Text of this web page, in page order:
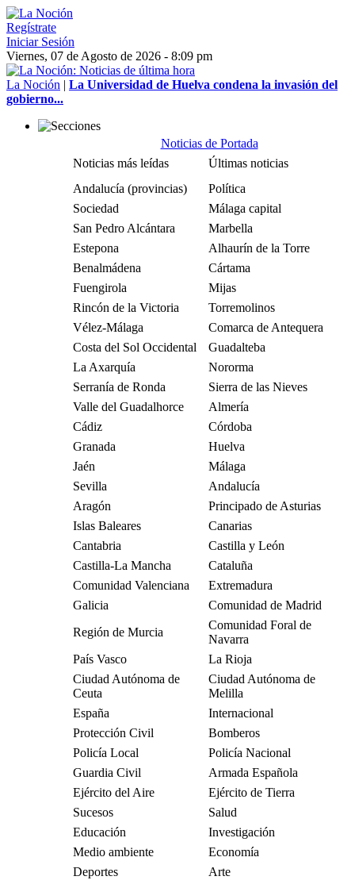
Regístrate
Iniciar Sesión
Viernes, 07 de Agosto de 2026 - 8:09 pm
La Noción | La Universidad de Huelva condena la invasión del
gobierno...
Noticias de Portada
Noticias más leídas
Últimas noticias
Andalucía (provincias)
Política
Sociedad
Málaga capital
San Pedro Alcántara
Marbella
Estepona
Alhaurín de la Torre
Benalmádena
Cártama
Fuengirola
Mijas
Rincón de la Victoria
Torremolinos
Vélez-Málaga
Comarca de Antequera
Costa del Sol Occidental
Guadalteba
La Axarquía
Nororma
Serranía de Ronda
Sierra de las Nieves
Valle del Guadalhorce
Almería
Cádiz
Córdoba
Granada
Huelva
Jaén
Málaga
Sevilla
Andalucía
Aragón
Principado de Asturias
Islas Baleares
Canarias
Cantabria
Castilla y León
Castilla-La Mancha
Cataluña
Comunidad Valenciana
Extremadura
Galicia
Comunidad de Madrid
Región de Murcia
Comunidad Foral de
Navarra
País Vasco
La Rioja
Ciudad Autónoma de
Ceuta
Ciudad Autónoma de
Melilla
España
Internacional
Protección Civil
Bomberos
Policía Local
Policía Nacional
Guardia Civil
Armada Española
Ejército del Aire
Ejército de Tierra
Sucesos
Salud
Educación
Investigación
Medio ambiente
Economía
Deportes
Arte